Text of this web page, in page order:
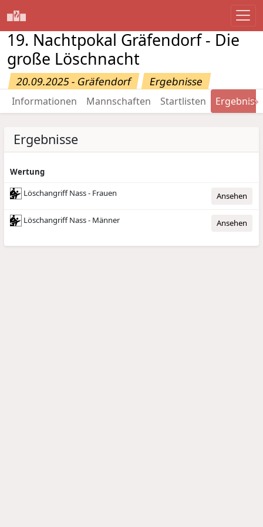
19. Nachtpokal Gräfendorf - Die
große Löschnacht
20.09.2025 - Gräfendorf Ergebnisse
Informationen Mannschaften Startlisten →
Ergebnisse
Wertung
Löschangriff Nass - Frauen
Ansehen
Löschangriff Nass - Männer Ansehen